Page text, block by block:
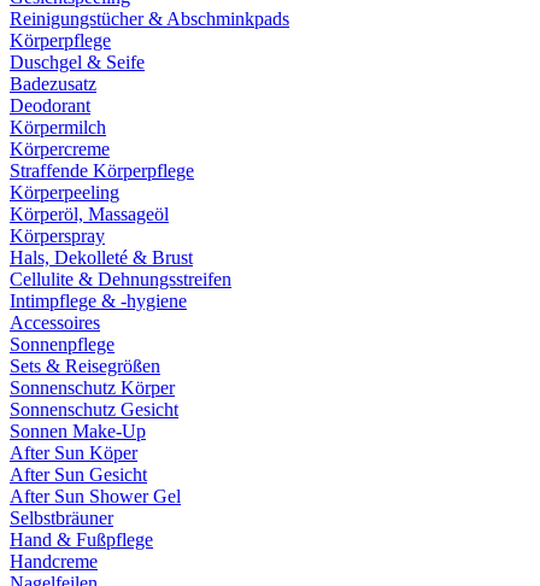
Reinigungstücher & Abschminkpads
Körperpflege
Duschgel & Seife
Badezusatz
Deodorant
Körpermilch
Körpercreme
Straffende Körperpflege
Körperpeeling
Körperöl, Massageöl
Körperspray
Hals, Dekolleté & Brust
Cellulite & Dehnungsstreifen
Intimpflege & -hygiene
Accessoires
Sonnenpflege
Sets & Reisegrößen
Sonnenschutz Körper
Sonnenschutz Gesicht
Sonnen Make-Up
After Sun Köper
After Sun Gesicht
After Sun Shower Gel
Selbstbräuner
Hand & Fußpflege
Handcreme